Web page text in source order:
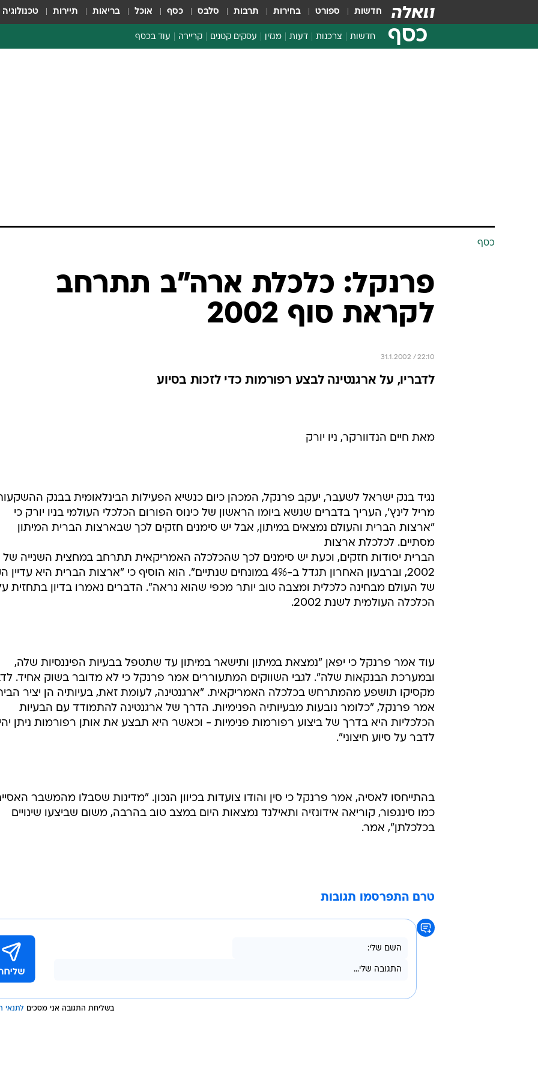
חדשות ספורט בחירות תרבות סלבס כסף אוכל בריאות תיירות טכנולוגיה
כסף חדשות צרכנות דעות מגזין עסקים קטנים קריירה עוד בכסף
כסף
פרנקל: כלכלת ארה"ב תתרחב
לקראת סוף 2002
31.1.2002 / 22:10
לדבריו, על ארגנטינה לבצע רפורמות כדי לזכות בסיוע
מאת חיים הנדוורקר, ניו יורק
נגיד בנק ישראל לשעבר, יעקב פרנקל, המכהן כיום כנשיא הפעילות הבינלאומית בבנק
מריל לינץ', העריך בדברים שנשא ביומו הראשון של כינוס הפורום הכלכלי העולמי בניו יורק כי
"ארצות הברית והעולם נמצאים במיתון, אבל יש סימנים חזקים לכך שבארצות הברית המיתון
מסתיים. לכלכלת ארצות
הברית יסודות חזקים, וכעת יש סימנים לכך שהכלכלה האמריקאית תתרחב במחצית השנייה של
2002, וברבעון האחרון תגדל ב-4% במונחים שנתיים". הוא הוסיף כי "ארצות הברית היא
של העולם מבחינה כלכלית ומצבה טוב יותר מכפי שהוא נראה". הדברים נאמרו בדיון בתחזית
הכלכלה העולמית לשנת 2002.
עוד אמר פרנקל כי יפאן "נמצאת במיתון ותישאר במיתון עד שתטפל בבעיות הפיננסיות שלה,
ובמערכת הבנקאות שלה". לגבי השווקים המתעוררים אמר פרנקל כי לא מדובר בשוק אחיד.
מקסיקו תושפע מהמתרחש בכלכלה האמריקאית. "ארגנטינה, לעומת זאת, בעיותיה הן יציר
אמר פרנקל, "כלומר נובעות מבעיותיה הפנימיות. הדרך של ארגנטינה להתמודד עם הבעיות
הכלכליות היא בדרך של ביצוע רפורמות פנימיות - וכאשר היא תבצע את אותן רפורמות ניתן
לדבר על סיוע חיצוני".
בהתייחסו לאסיה, אמר פרנקל כי סין והודו צועדות בכיוון הנכון. "מדינות שסבלו מהמשבר
כמו סינגפור, קוריאה אידונזיה ותאילנד נמצאות היום במצב טוב בהרבה, משום שביצעו שינויים
בכלכלתן", אמר.
טרם התפרסמו תגובות
בשליחת התגובה אני מסכים לתנאי